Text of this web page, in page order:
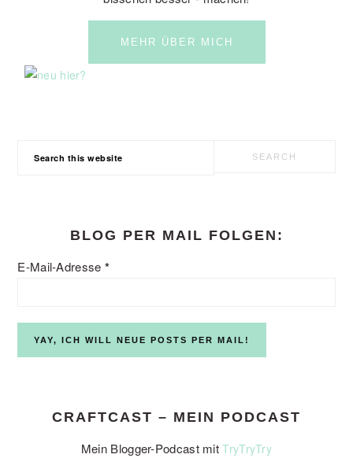
MEHR ÜBER MICH
BLOG PER MAIL FOLGEN:
E-Mail-Adresse *
CRAFTCAST – MEIN PODCAST
Mein Blogger-Podcast mitTryTryTry